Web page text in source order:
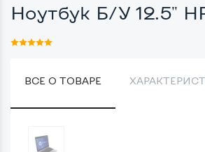
Ноутбук Б/У 12.5"
ВСЕ О ТОВАРЕ